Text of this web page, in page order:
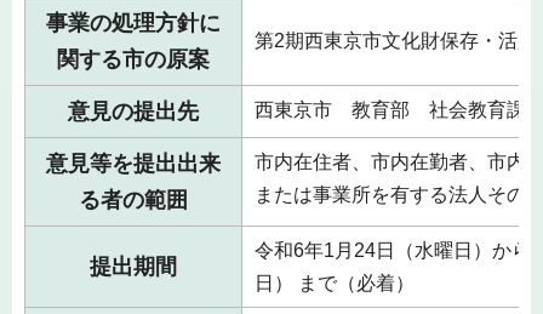
事業の処理方針に
関する市の原案
第2期西東京市文化財保存・活用
意見の提出先 西東京市 教育部 社会教育課
意見等を提出出来
る者の範囲
市内在住者、市内在勤者、市内
または事業所を有する法人その
提出期間
令和6年1月24日（水曜日）から
日） まで（必着）